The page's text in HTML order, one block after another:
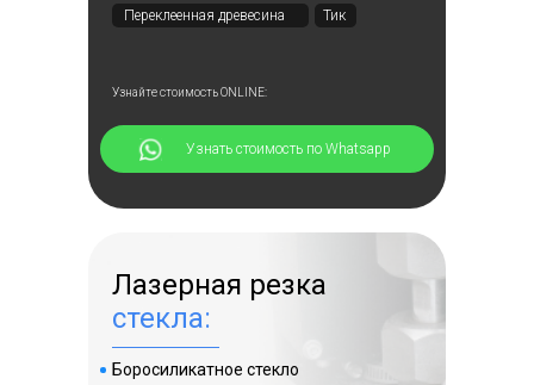
⠀⠀⠀⠀Узнать стоимость по Whatsapp
Узнайте стоимость ONLINE:
Лазерная резка
стекла:
Боросиликатное стекло
Тик
Переклеенная древесина